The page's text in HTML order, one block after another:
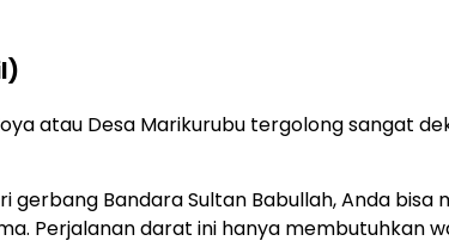
atau Desa Marikurubu tergolong sangat
gerbang Bandara Sultan Babullah, Anda bisa
Perjalanan darat ini hanya membutuhkan